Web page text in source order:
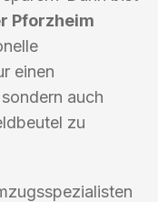
Pforzheim
einen
auch
zu